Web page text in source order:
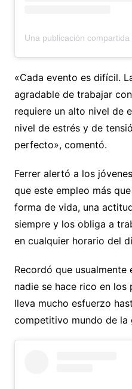
«Cada evento es difícil.
agradable de trabajar
requiere un alto nivel de
nivel de estrés y de
perfecto», comentó.
Ferrer alertó a los
que este empleo más
forma de vida, una
siempre y los obliga a
en cualquier horario del
Recordó que
nadie se hace rico en los
lleva mucho esfuerzo
competitivo mundo de la